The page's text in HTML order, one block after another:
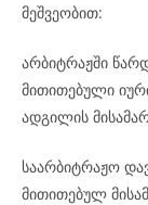
მეშვეობით:
არბიტრაჟში
მითითებული
ადგილის
საარბიტრაჟო
მითითებულ